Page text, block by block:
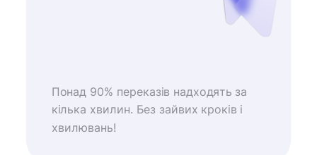
Понад 90% переказів надходять за
кілька хвилин. Без зайвих кроків і
хвилювань!